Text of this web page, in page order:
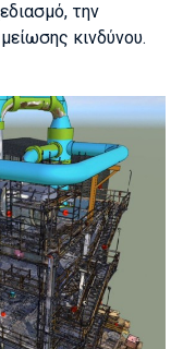
την
κινδύνου.